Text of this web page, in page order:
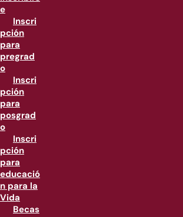
e
Inscri
pción
para
pregrad
o
Inscri
pción
para
posgrad
o
Inscri
pción
para
educació
n para la
Vida
Becas